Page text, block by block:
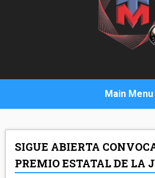
SIGUE ABIERTA
PREMIO ESTATAL DE LA